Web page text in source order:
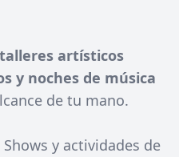
artísticos
y noches de música
de tu mano.
y actividades de